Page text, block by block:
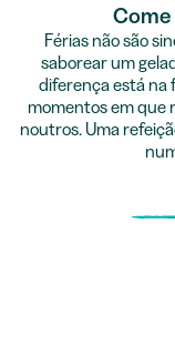
Come
Férias não são
saborear um
diferença está na
momentos em que
noutros. Uma